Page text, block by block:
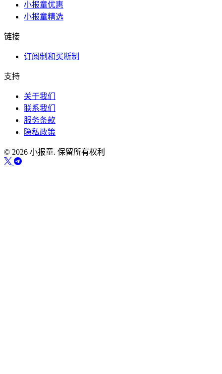
小报童优惠
小报童精选
链接
订阅制和买断制
支持
关于我们
联系我们
服务条款
隐私政策
© 2026 小报童. 保留所有权利